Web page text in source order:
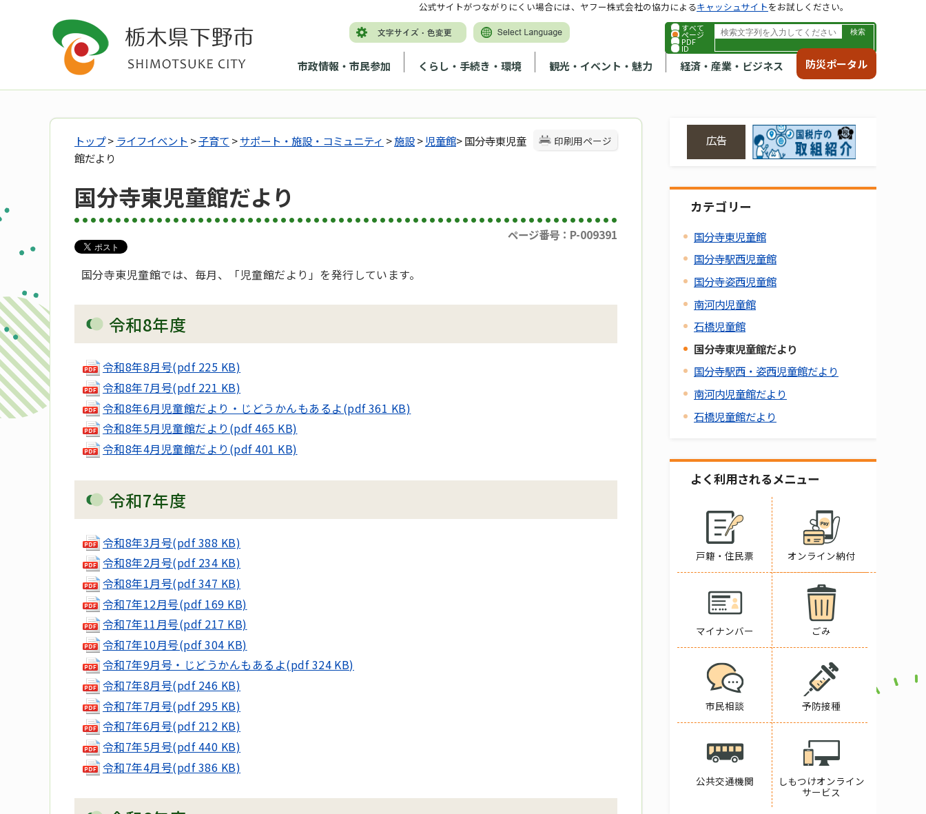
すべて
ページ
PDF
ID
市政情報・市民参加 くらし・手続き・環境 観光・イベント・魅力 経済・産業・ビジネス 防災ポータル
公式サイトがつながりにくい場合には、ヤフー株式会社の協力によるキャッシュサイトをお試しください。
印刷用ページ
トップ> ライフイベント >子育て >サポート・施設・コミュニティ >施設> 児童館> 国分寺東児童
館だより
国分寺東児童館だより
ページ番号：P-009391
国分寺東児童館では、毎月、「児童館だより」を発行しています。
令和8年度
令和8年8月号(pdf 225 KB)
令和8年7月号(pdf 221 KB)
令和8年6月児童館だより・じどうかんもあるよ(pdf 361 KB)
令和8年5月児童館だより(pdf 465 KB)
令和8年4月児童館だより(pdf 401 KB)
令和7年度
令和8年3月号(pdf 388 KB)
令和8年2月号(pdf 234 KB)
令和8年1月号(pdf 347 KB)
令和7年12月号(pdf 169 KB)
令和7年11月号(pdf 217 KB)
令和7年10月号(pdf 304 KB)
令和7年9月号・じどうかんもあるよ(pdf 324 KB)
令和7年8月号(pdf 246 KB)
令和7年7月号(pdf 295 KB)
令和7年6月号(pdf 212 KB)
令和7年5月号(pdf 440 KB)
令和7年4月号(pdf 386 KB)
広告
カテゴリー
国分寺東児童館
国分寺駅西児童館
国分寺姿西児童館
南河内児童館
石橋児童館
国分寺東児童館だより
国分寺駅西・姿西児童館だより
南河内児童館だより
石橋児童館だより
よく利用されるメニュー
戸籍・住民票 オンライン納付
マイナンバー ごみ
市民相談 予防接種
公共交通機関
しもつけオンライン
サービス